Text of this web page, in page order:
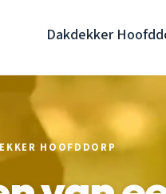
Dakdekker
HOOFDDORP